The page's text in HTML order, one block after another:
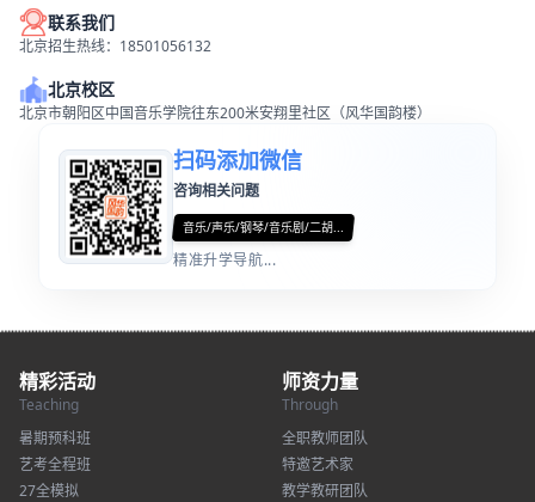
联系我们
北京招生热线：18501056132
北京校区
北京市朝阳区中国音乐学院往东200米安翔里社区（风华国韵楼）
扫码添加微信
咨询相关问题
音乐/声乐/钢琴/音乐剧/二胡...
精准升学导航...
精彩活动
Teaching
暑期预科班
艺考全程班
27全模拟
师资力量
Through
全职教师团队
特邀艺术家
教学教研团队